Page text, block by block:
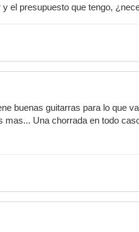
el presupuesto que tengo,
buenas guitarras para lo que
mas... Una chorrada en todo